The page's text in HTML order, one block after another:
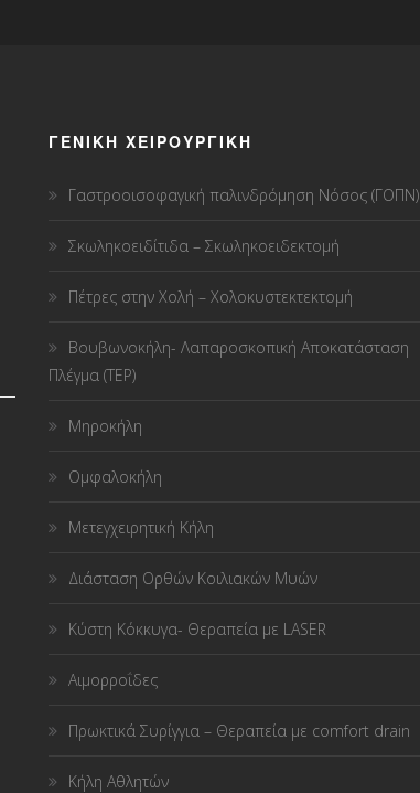
ΓΕΝΙΚΗ ΧΕΙΡΟΥΡΓΙΚΗ
Γαστροοισοφαγική παλινδρόμηση Νόσος (ΓΟΠΝ)
Σκωληκοειδίτιδα – Σκωληκοειδεκτομή
Πέτρες στην Χολή – Χολοκυστεκτεκτομή
Βουβωνοκήλη- Λαπαροσκοπική Αποκατάσταση
Πλέγμα (TEP)
Μηροκήλη
Ομφαλοκήλη
Μετεγχειρητική Κήλη
Διάσταση Ορθών Κοιλιακών Μυών
Κύστη Κόκκυγα- Θεραπεία με LASER
Αιμορροΐδες
Πρωκτικά Συρίγγια – Θεραπεία με comfort drain
Κήλη Αθλητών